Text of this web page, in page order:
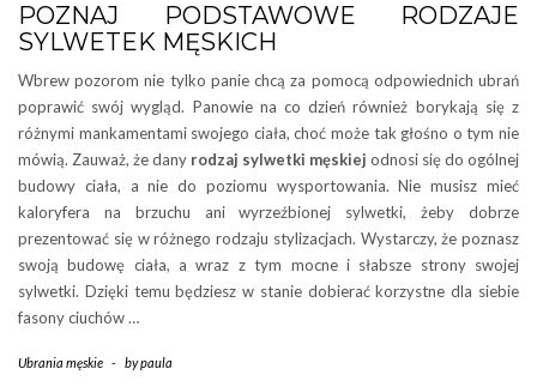
POZNAJ PODSTAWOWE RODZAJE
SYLWETEK MĘSKICH
Wbrew pozorom nie tylko panie chcą za pomocą odpowiednich ubrań
poprawić swój wygląd. Panowie na co dzień również borykają się z
różnymi mankamentami swojego ciała, choć może tak głośno o tym nie
mówią. Zauważ, że dany rodzaj sylwetki męskiej odnosi się do ogólnej
budowy ciała, a nie do poziomu wysportowania. Nie musisz mieć
kaloryfera na brzuchu ani wyrzeźbionej sylwetki, żeby dobrze
prezentować się w różnego rodzaju stylizacjach. Wystarczy, że poznasz
swoją budowę ciała, a wraz z tym mocne i słabsze strony swojej
sylwetki. Dzięki temu będziesz w stanie dobierać korzystne dla siebie
fasony ciuchów …
Ubrania męskie - bypaula